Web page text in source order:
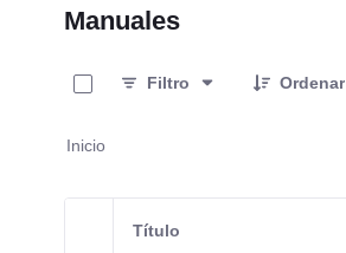
Manuales
Filtro
Ordenar
Inicio
Selección del elemento
Título